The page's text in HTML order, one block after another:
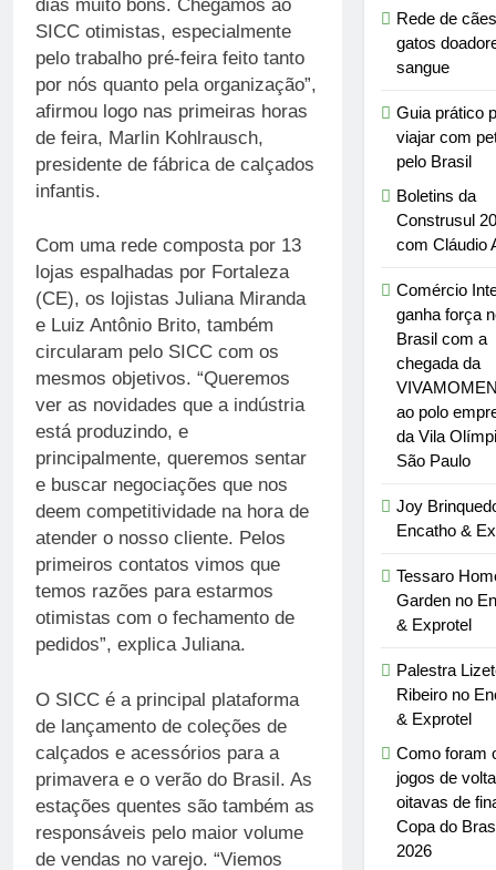
dias muito bons. Chegamos ao
SICC otimistas, especialmente
pelo trabalho pré-feira feito tanto
por nós quanto pela organização”,
afirmou logo nas primeiras horas
de feira, Marlin Kohlrausch,
presidente de fábrica de calçados
infantis.
Com uma rede composta por 13
lojas espalhadas por Fortaleza
(CE), os lojistas Juliana Miranda
e Luiz Antônio Brito, também
circularam pelo SICC com os
mesmos objetivos. “Queremos
ver as novidades que a indústria
está produzindo, e
principalmente, queremos sentar
e buscar negociações que nos
deem competitividade na hora de
atender o nosso cliente. Pelos
primeiros contatos vimos que
temos razões para estarmos
otimistas com o fechamento de
pedidos”, explica Juliana.
O SICC é a principal plataforma
de lançamento de coleções de
calçados e acessórios para a
primavera e o verão do Brasil. As
estações quentes são também as
responsáveis pelo maior volume
de vendas no varejo. “Viemos
Rede de
gatos
sangue
Guia prático
viajar com
pelo Brasil
Boletins da
Construsul
com Cláudio
Comércio
ganha força
Brasil com a
chegada da
ao polo
da Vila
São Paulo
Joy
Encatho &
Tessaro
Garden no
& Exprotel
Palestra
Ribeiro no
& Exprotel
Como foram
jogos de
oitavas de
Copa do
2026